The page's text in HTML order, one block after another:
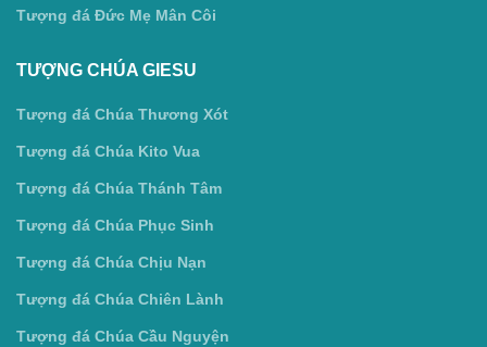
Tượng đá Đức Mẹ Mân Côi
TƯỢNG CHÚA GIESU
Tượng đá Chúa Thương Xót
Tượng đá Chúa Kito Vua
Tượng đá Chúa Thánh Tâm
Tượng đá Chúa Phục Sinh
Tượng đá Chúa Chịu Nạn
Tượng đá Chúa Chiên Lành
Tượng đá Chúa Cầu Nguyện